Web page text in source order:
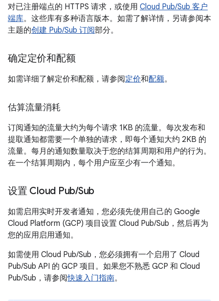
对已注册端点的 HTTPS 请求，或使用 Cloud Pub/Sub 客户
端库。这些库有多种语言版本。如需了解详情，另请参阅本
主题的创建 Pub/Sub 订阅部分。
确定定价和配额
如需详细了解定价和配额，请参阅定价和配额。
估算流量消耗
订阅通知的流量大约为每个请求 1KB 的流量。每次发布和
提取通知都需要一个单独的请求，即每个通知大约 2KB 的
流量。每月的通知数量取决于您的结算周期和用户的行为。
在一个结算周期内，每个用户应至少有一个通知。
设置 Cloud Pub/Sub
如需启用实时开发者通知，您必须先使用自己的 Google
Cloud Platform (GCP) 项目设置 Cloud Pub/Sub，然后再为
您的应用启用通知。
如需使用 Cloud Pub/Sub，您必须拥有一个启用了 Cloud
Pub/Sub API 的 GCP 项目。如果您不熟悉 GCP 和 Cloud
Pub/Sub，请参阅快速入门指南。